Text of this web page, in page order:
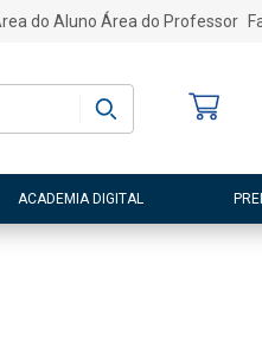
do Aluno Área do Professor
ACADEMIA DIGITAL